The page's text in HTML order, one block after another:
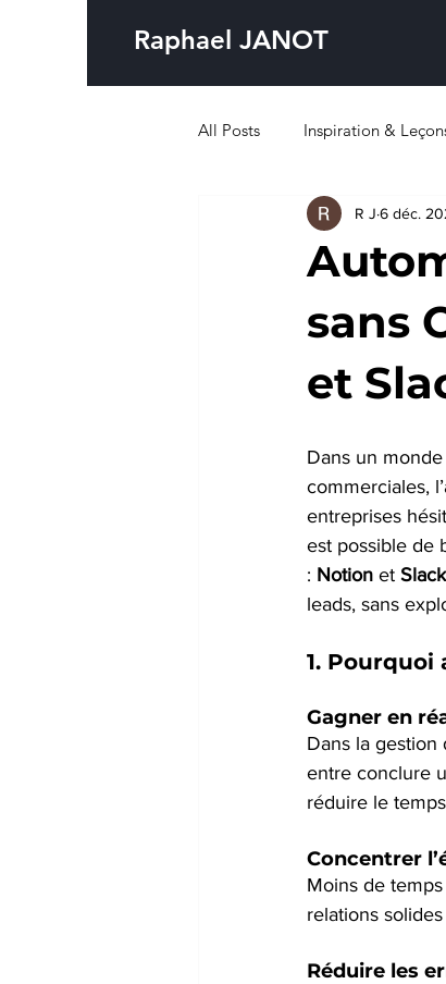
Raphael JANOT
All Posts Inspiration &
sans
et
R J 6 déc.
Dans un
commerciales,
entreprises
est possible de
: Notion et Slack
leads, sans
1. Pourquoi
Gagner en
Dans la
entre conclure
réduire le
Concentrer
Moins de
relations
Réduire les